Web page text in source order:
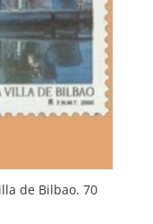
de Bilbao. 70